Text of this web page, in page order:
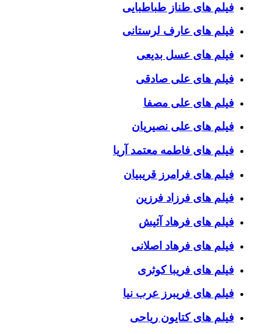
فیلم های طناز طباطبایی
فیلم های عارف لرستانی
فیلم های عسل بدیعی
فیلم های علی صادقی
فیلم های علی مصفا
فیلم های علی نصیریان
فیلم های فاطمه معتمد آریا
فیلم های فرامرز قریبیان
فیلم های فرزاد فرزین
فیلم های فرهاد آئیش
فیلم های فرهاد اصلانی
فیلم های فریبا کوثری
فیلم های فریبرز عرب نیا
فیلم های کتایون ریاحی